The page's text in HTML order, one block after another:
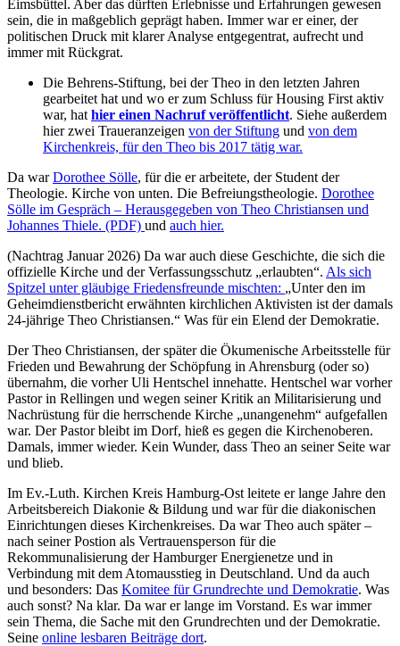
Eimsbüttel. Aber das dürften Erlebnisse und Erfahrungen gewesen
sein, die in maßgeblich geprägt haben. Immer war er einer, der
politischen Druck mit klarer Analyse entgegentrat, aufrecht und
immer mit Rückgrat.
Die Behrens-Stiftung, bei der Theo in den letzten Jahren
gearbeitet hat und wo er zum Schluss für Housing First aktiv
war, hat hier einen Nachruf veröffentlicht. Siehe außerdem
hier zwei Traueranzeigen von der Stiftung und von dem
Kirchenkreis, für den Theo bis 2017 tätig war.
Da warDorothee Sölle, für die er arbeitete, der Student der
Theologie. Kirche von unten. Die Befreiungstheologie. Dorothee
Sölle im Gespräch – Herausgegeben von Theo Christiansen und
Johannes Thiele. (PDF) und auch hier.
(Nachtrag Januar 2026) Da war auch diese Geschichte, die sich die
offizielle Kirche und der Verfassungsschutz „erlaubten“. Als sich
Spitzel unter gläubige Friedensfreunde mischten: „Unter den im
Geheimdienstbericht erwähnten kirchlichen Aktivisten ist der damals
24-jährige Theo Christiansen.“ Was für ein Elend der Demokratie.
Der Theo Christiansen, der später die Ökumenische Arbeitsstelle für
Frieden und Bewahrung der Schöpfung in Ahrensburg (oder so)
übernahm, die vorher Uli Hentschel innehatte. Hentschel war vorher
Pastor in Rellingen und wegen seiner Kritik an Militarisierung und
Nachrüstung für die herrschende Kirche „unangenehm“ aufgefallen
war. Der Pastor bleibt im Dorf, hieß es gegen die Kirchenoberen.
Damals, immer wieder. Kein Wunder, dass Theo an seiner Seite war
und blieb.
Im Ev.-Luth. Kirchen Kreis Hamburg-Ost leitete er lange Jahre den
Arbeitsbereich Diakonie & Bildung und war für die diakonischen
Einrichtungen dieses Kirchenkreises. Da war Theo auch später –
nach seiner Postion als Vertrauensperson für die
Rekommunalisierung der Hamburger Energienetze und in
Verbindung mit dem Atomausstieg in Deutschland. Und da auch
und besonders: Das Komitee für Grundrechte und Demokratie. Was
auch sonst? Na klar. Da war er lange im Vorstand. Es war immer
sein Thema, die Sache mit den Grundrechten und der Demokratie.
Seine online lesbaren Beiträge dort.